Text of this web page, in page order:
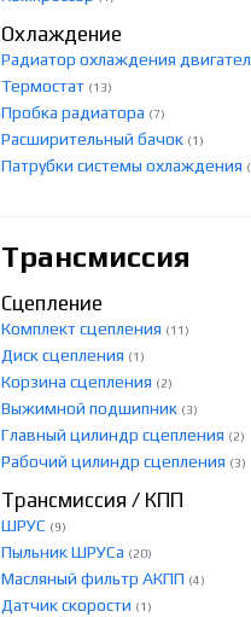
Охлаждение
Радиатор охлаждения
Термостат (13)
Пробка радиатора (7)
Расширительный бачок (1)
Патрубки системы охлаждения
Трансмиссия
Сцепление
Комплект сцепления (11)
Диск сцепления (1)
Корзина сцепления (2)
Выжимной подшипник (3)
Главный цилиндр сцепления (2)
Рабочий цилиндр сцепления (3)
Трансмиссия / КПП
ШРУС (9)
Пыльник ШРУСа (20)
Масляный фильтр АКПП (4)
Датчик скорости (1)